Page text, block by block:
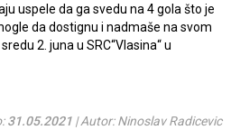
uspele da ga svedu na 4 gola što je
da dostignu i nadmaše na svom
2. juna u SRC“Vlasina“ u
31.05.2021 | Autor: Ninoslav Radicevic